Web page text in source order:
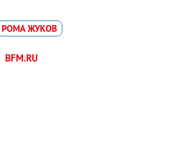
РОМА ЖУКОВ
BFM.RU